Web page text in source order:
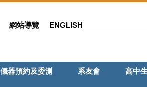
網站導覽 ENGLISH
儀器預約及委測 系友會 高中